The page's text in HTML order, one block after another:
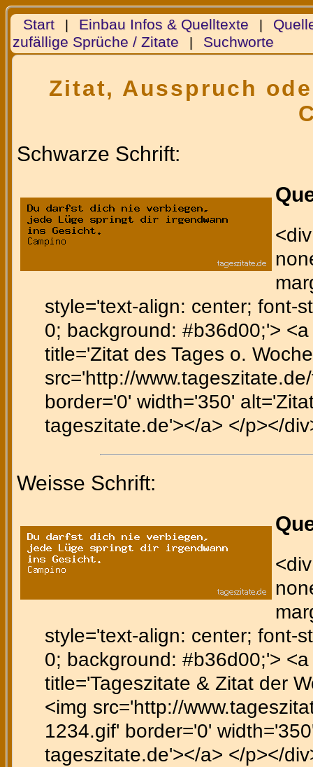
Start| Einbau Infos & Quelltexte |
zufällige Sprüche / Zitate | Suchworte
Zitat, Ausspruch
Schwarze Schrift:
style='text-align: center; font-
0; background: #b36d00;'>
title='Zitat des Tages o.
src='http://
border='0' width='350'
tageszitate.de'></a> </p></
Weisse Schrift:
style='text-align: center; font-
0; background: #b36d00;'>
title='Tageszitate & Zitat der
<img src='http://
1234.gif' border='0'
tageszitate.de'></a> </p></